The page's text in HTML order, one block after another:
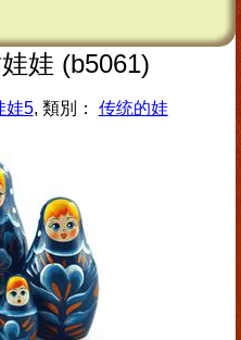
娃 (b5061)
娃5, 類別： 传统的娃